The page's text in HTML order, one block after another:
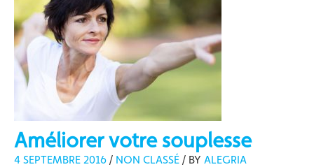
Améliorer votre souplesse
4 SEPTEMBRE 2016 / NON CLASSÉ / BY ALEGRIA